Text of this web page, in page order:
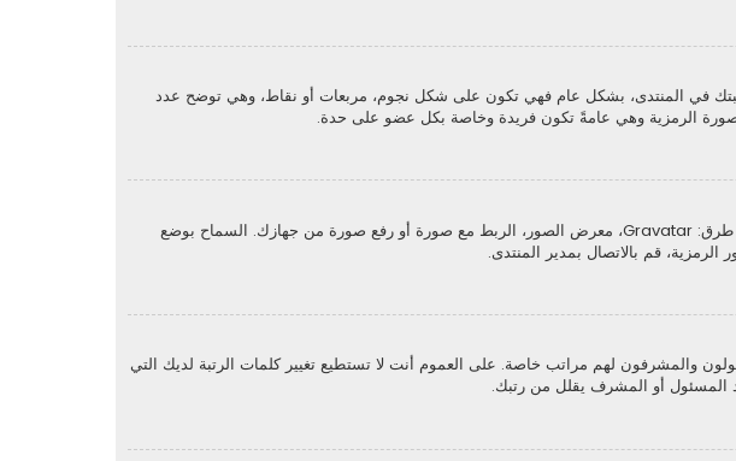
في المنتدى، بشكل عام فهي تكون على شكل نجوم، مربعات أو نقاط، وهي توضح عدد
الرمزية وهي عامةً تكون فريدة وخاصة بكل عضو على حدة.
من خلال لوحة التحكم الخاصة بك، تحت بند "الملف الشخصي" يمكنك وضع صورة رمزية لك عن طريق واحدة من أربع طرق: Gravatar، معرض الصور، الربط مع صورة أو رفع صورة من جهازك. السماح بوضع
قم بالاتصال بمدير المنتدى.
والمشرفون لهم مراتب خاصة. على العموم أنت لا تستطيع تغيير كلمات الرتبة لديك التي
المسئول أو المشرف يقلل من رتبك.